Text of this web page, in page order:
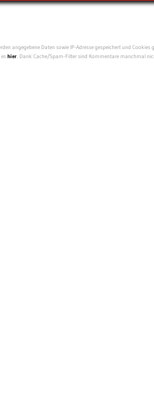
angegebene Daten sowie IP-Adresse gespeichert und
hier. Dank Cache/Spam-Filter sind Kommentare manchmal